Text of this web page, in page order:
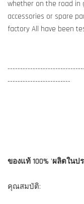
whether on the road in
accessories or spare
factory All have been
-------------------------
ของแท้ 100% 'ผลิตในป
คุณสมบัติ: